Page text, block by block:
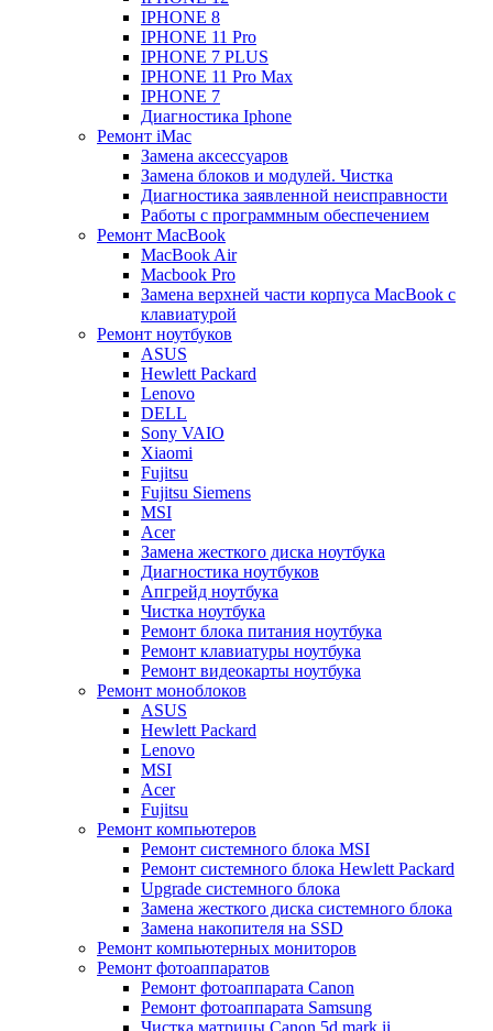
IPHONE 8
IPHONE 11 Pro
IPHONE 7 PLUS
IPHONE 11 Pro Max
IPHONE 7
Диагностика Iphone
Ремонт iMac
Замена аксессуаров
Замена блоков и модулей. Чистка
Диагностика заявленной неисправности
Работы с программным обеспечением
Ремонт MacBook
MacBook Air
Macbook Pro
Замена верхней части корпуса MacBook с
клавиатурой
Ремонт ноутбуков
ASUS
Hewlett Packard
Lenovo
DELL
Sony VAIO
Xiaomi
Fujitsu
Fujitsu Siemens
MSI
Acer
Замена жесткого диска ноутбука
Диагностика ноутбуков
Апгрейд ноутбука
Чистка ноутбука
Ремонт блока питания ноутбука
Ремонт клавиатуры ноутбука
Ремонт видеокарты ноутбука
Ремонт моноблоков
ASUS
Hewlett Packard
Lenovo
MSI
Acer
Fujitsu
Ремонт компьютеров
Ремонт системного блока MSI
Ремонт системного блока Hewlett Packard
Upgrade системного блока
Замена жесткого диска системного блока
Замена накопителя на SSD
Ремонт компьютерных мониторов
Ремонт фотоаппаратов
Ремонт фотоаппарата Canon
Ремонт фотоаппарата Samsung
Чистка матрицы Canon 5d mark ii